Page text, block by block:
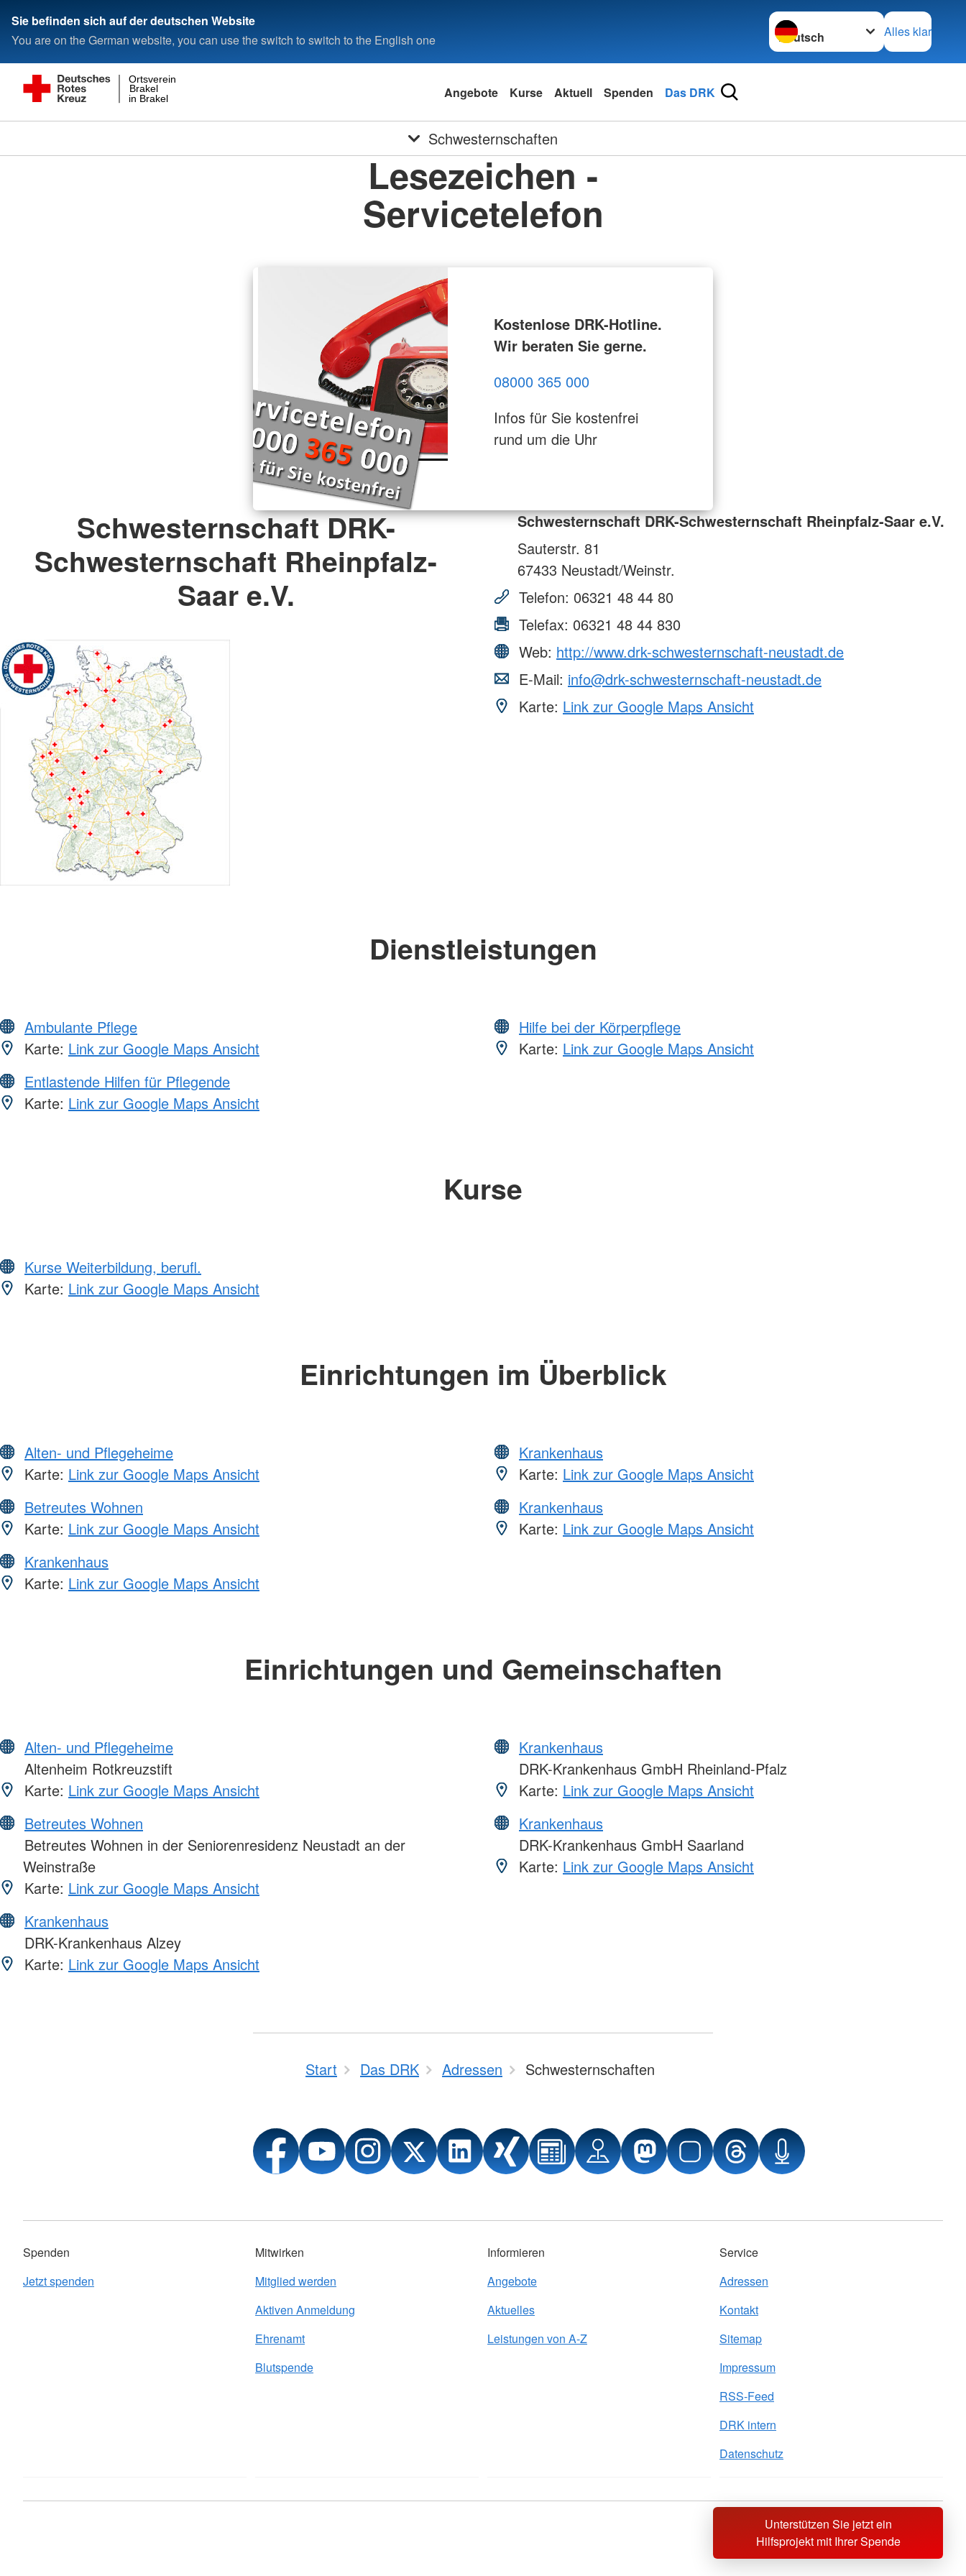
Sie befinden sich auf der deutschen Website
You are on the German website, you can use the switch to switch to the English one
Sprache wechseln zu
Alles klar
in Brakel
Brakel
Ortsverein
Angebote Kurse Aktuell Spenden Das DRK
Schwesternschaften
Lesezeichen -
Servicetelefon
Kostenlose DRK-Hotline.
Wir beraten Sie gerne.
08000 365 000
Infos für Sie kostenfrei
rund um die Uhr
Schwesternschaft DRK-
Schwesternschaft Rheinpfalz-
Saar e.V.
Schwesternschaft DRK-Schwesternschaft Rheinpfalz-Saar e.V.
Sauterstr. 81
67433 Neustadt/Weinstr.
Telefon: 06321 48 44 80
Telefax: 06321 48 44 830
Web: http://www.drk-schwesternschaft-neustadt.de
E-Mail: info@drk-schwesternschaft-neustadt.de
Karte: Link zur Google Maps Ansicht
Dienstleistungen
Ambulante Pflege
Karte: Link zur Google Maps Ansicht
Entlastende Hilfen für Pflegende
Karte: Link zur Google Maps Ansicht
Hilfe bei der Körperpflege
Karte: Link zur Google Maps Ansicht
Kurse
Kurse Weiterbildung, berufl.
Karte: Link zur Google Maps Ansicht
Einrichtungen im Überblick
Alten- und Pflegeheime
Karte: Link zur Google Maps Ansicht
Betreutes Wohnen
Karte: Link zur Google Maps Ansicht
Krankenhaus
Karte: Link zur Google Maps Ansicht
Krankenhaus
Karte: Link zur Google Maps Ansicht
Krankenhaus
Karte: Link zur Google Maps Ansicht
Einrichtungen und Gemeinschaften
Alten- und Pflegeheime
Altenheim Rotkreuzstift
Karte: Link zur Google Maps Ansicht
Betreutes Wohnen
Betreutes Wohnen in der Seniorenresidenz Neustadt an der
Weinstraße
Karte: Link zur Google Maps Ansicht
Krankenhaus
DRK-Krankenhaus Alzey
Karte: Link zur Google Maps Ansicht
Krankenhaus
DRK-Krankenhaus GmbH Rheinland-Pfalz
Karte: Link zur Google Maps Ansicht
Krankenhaus
DRK-Krankenhaus GmbH Saarland
Karte: Link zur Google Maps Ansicht
Unterstützen Sie jetzt ein
Hilfsprojekt mit Ihrer Spende
Start Das DRK Adressen Schwesternschaften
Spenden
Jetzt spenden
Mitwirken
Mitglied werden
Aktiven Anmeldung
Ehrenamt
Blutspende
Informieren
Angebote
Aktuelles
Leistungen von A-Z
Service
Adressen
Kontakt
Sitemap
Impressum
RSS-Feed
DRK intern
Datenschutz
Sprache wechseln zu